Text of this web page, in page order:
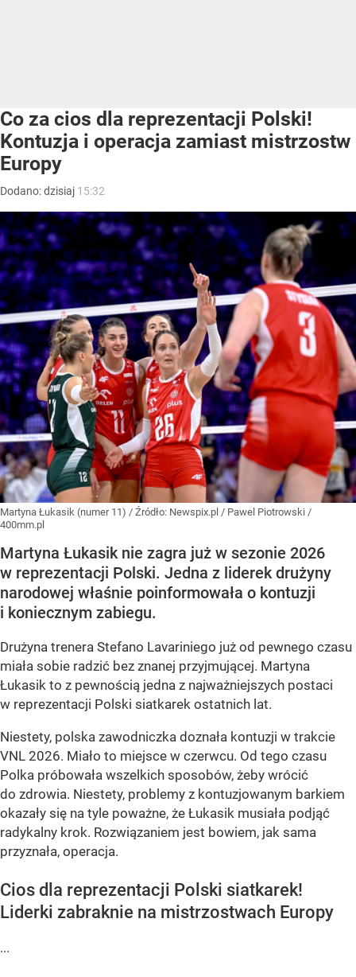
Co za cios dla reprezentacji Polski!
Kontuzja i operacja zamiast mistrzostw
Europy
Dodano:dzisiaj 15:32
Martyna Łukasik (numer 11) / Źródło: Newspix.pl / Pawel Piotrowski /
400mm.pl
Martyna Łukasik nie zagra już w sezonie 2026
w reprezentacji Polski. Jedna z liderek drużyny
narodowej właśnie poinformowała o kontuzji
i koniecznym zabiegu.
Drużyna trenera Stefano Lavariniego już od pewnego czasu
miała sobie radzić bez znanej przyjmującej. Martyna
Łukasik to z pewnością jedna z najważniejszych postaci
w reprezentacji Polski siatkarek ostatnich lat.
Niestety, polska zawodniczka doznała kontuzji w trakcie
VNL 2026. Miało to miejsce w czerwcu. Od tego czasu
Polka próbowała wszelkich sposobów, żeby wrócić
do zdrowia. Niestety, problemy z kontuzjowanym barkiem
okazały się na tyle poważne, że Łukasik musiała podjąć
radykalny krok. Rozwiązaniem jest bowiem, jak sama
przyznała, operacja.
Cios dla reprezentacji Polski siatkarek!
Liderki zabraknie na mistrzostwach Europy
...